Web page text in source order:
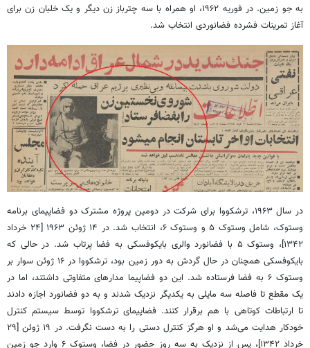
به جو زمین. در فوریه ۱۹۶۲، او همراه با سه چترباز زن دیگر و یک خلبان زن برای
آغاز تمرینات فشرده فضانوردی انتخاب شد.
در سال ۱۹۶۳، ترشکووا برای شرکت در دومین پروژه مشترک دو فضاپیمای برنامه
وستوک، شامل وستوک ۵ و وستوک ۶، انتخاب شد. در ۱۴ ژوئن ۱۹۶۳ [۲۴ خرداد
۱۳۴۲]، وستوک ۵ با فضانورد والری بایکوفسکی به فضا پرتاب شد. در حالی که
بایکوفسکی همچنان در حال گردش به دور زمین بود، ترشکووا در ۱۶ ژوئن سوار بر
وستوک ۶ به فضا فرستاده شد. این دو فضاپیما مدارهای متفاوتی داشتند، اما در
یک مقطع تا فاصله سه مایلی به یکدیگر نزدیک شدند و به دو فضانورد اجازه دادند
تا ارتباطات کوتاهی با هم برقرار کنند. فضاپیمای ترشکووا توسط سیستم کنترل
خودکار هدایت می‌شد و او هرگز کنترل دستی را به دست نگرفت. در ۱۹ ژوئن [۲۹
خرداد ۱۳۴۲]، پس از نزدیک به سه روز حضور در فضا، وستوک ۶ وارد جو زمین